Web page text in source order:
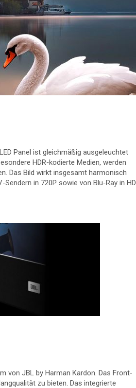
Panel ist gleichmäßig ausgeleuchtet
HDR-kodierte Medien, werden
Das Bild wirkt insgesamt harmonisch
in 720P sowie von Blu-Ray in HD
von JBL by Harman Kardon. Das Front-
zu bieten. Das integrierte